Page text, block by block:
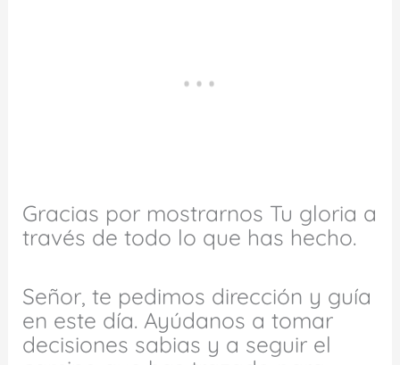
Gracias por mostrarnos Tu gloria a
través de todo lo que has hecho.
Señor, te pedimos dirección y guía
en este día. Ayúdanos a tomar
decisiones sabias y a seguir el